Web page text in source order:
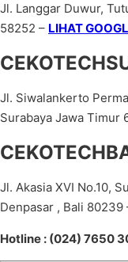
Jl. Langgar Duwur,
58252 – LIHAT
Jl. Siwalankerto
Surabaya Jawa Timur
Jl. Akasia XVI No.10,
Denpasar , Bali 80239
Hotline : (024) 7650